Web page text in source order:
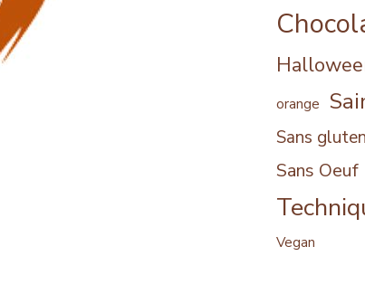
orange
Sans gluten
Sans Oeuf
Vegan